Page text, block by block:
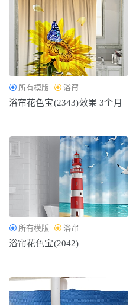
所有模版 浴帘
浴帘花色宝(2343)效果 3个月
所有模版 浴帘
浴帘花色宝(2042)